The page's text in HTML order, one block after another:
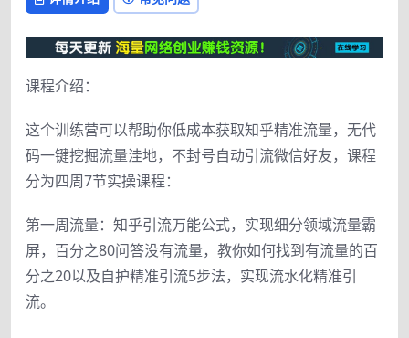
课程介绍：
这个训练营可以帮助你低成本获取知乎精准流量，无代
码一键挖掘流量洼地，不封号自动引流微信好友，课程
分为四周7节实操课程：
第一周流量：知乎引流万能公式，实现细分领域流量霸
屏，百分之80问答没有流量，教你如何找到有流量的百
分之20以及自护精准引流5步法，实现流水化精准引
流。